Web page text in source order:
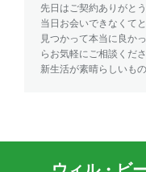
先日はご契約ありがと
当日お会いできなくて
見つかって本当に良か
らお気軽にご相談くださ
新生活が素晴らしいも